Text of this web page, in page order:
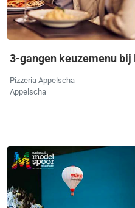
3-gangen keuzemenu
Pizzeria Appelscha
Appelscha